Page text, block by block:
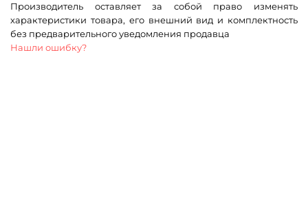
Производитель оставляет за собой право изменять
характеристики товара, его внешний вид и комплектность
без предварительного уведомления продавца
Нашли ошибку?